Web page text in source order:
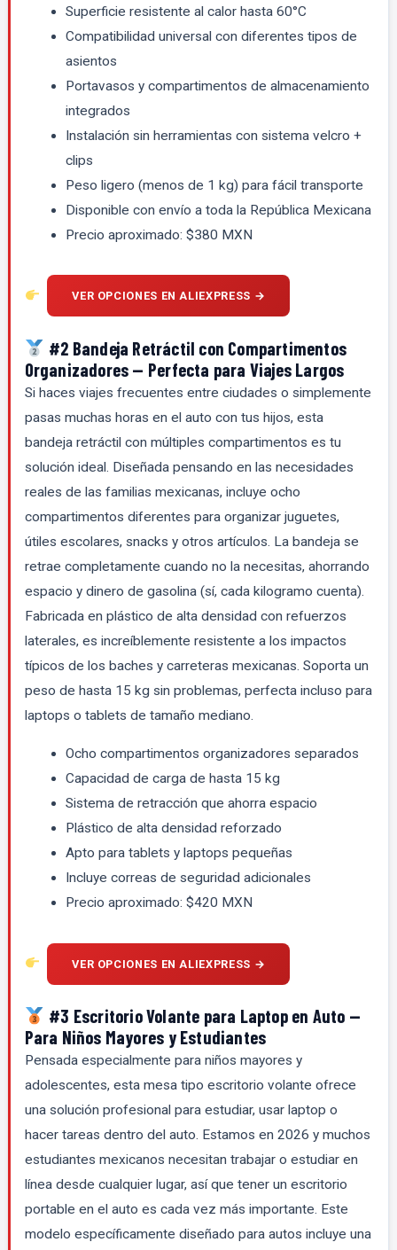
Superficie resistente al calor hasta 60°C
Compatibilidad universal con diferentes tipos de
asientos
Portavasos y compartimentos de almacenamiento
integrados
Instalación sin herramientas con sistema velcro +
clips
Peso ligero (menos de 1 kg) para fácil transporte
Disponible con envío a toda la República Mexicana
Precio aproximado: $380 MXN
VER OPCIONES EN ALIEXPRESS →
#2 Bandeja Retráctil con Compartimentos
Organizadores — Perfecta para Viajes Largos
Si haces viajes frecuentes entre ciudades o simplemente
pasas muchas horas en el auto con tus hijos, esta
bandeja retráctil con múltiples compartimentos es tu
solución ideal. Diseñada pensando en las necesidades
reales de las familias mexicanas, incluye ocho
compartimentos diferentes para organizar juguetes,
útiles escolares, snacks y otros artículos. La bandeja se
retrae completamente cuando no la necesitas, ahorrando
espacio y dinero de gasolina (sí, cada kilogramo cuenta).
Fabricada en plástico de alta densidad con refuerzos
laterales, es increíblemente resistente a los impactos
típicos de los baches y carreteras mexicanas. Soporta un
peso de hasta 15 kg sin problemas, perfecta incluso para
laptops o tablets de tamaño mediano.
Ocho compartimentos organizadores separados
Capacidad de carga de hasta 15 kg
Sistema de retracción que ahorra espacio
Plástico de alta densidad reforzado
Apto para tablets y laptops pequeñas
Incluye correas de seguridad adicionales
Precio aproximado: $420 MXN
VER OPCIONES EN ALIEXPRESS →
#3 Escritorio Volante para Laptop en Auto —
Para Niños Mayores y Estudiantes
Pensada especialmente para niños mayores y
adolescentes, esta mesa tipo escritorio volante ofrece
una solución profesional para estudiar, usar laptop o
hacer tareas dentro del auto. Estamos en 2026 y muchos
estudiantes mexicanos necesitan trabajar o estudiar en
línea desde cualquier lugar, así que tener un escritorio
portable en el auto es cada vez más importante. Este
modelo específicamente diseñado para autos incluye una